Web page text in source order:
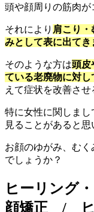
頭や顔周りの筋肉が
それにより 肩こり
みとして表に出てき
そのような方は頭皮
ている老廃物に対し
えて症状を改善させ
特に女性に関しま
見ることがあると思
お顔のゆがみ、む
でしょうか？
ヒーリング
顔矯正 / ヒ